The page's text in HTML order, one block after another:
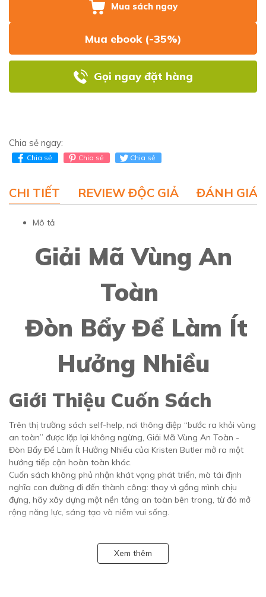
Mua sách ngay
Mua ebook (-35%)
Gọi ngay đặt hàng
Chia sẻ ngay:
Chia sẻ Chia sẻ Chia sẻ
CHI TIẾT REVIEW ĐỘC GIẢ ĐÁNH GIÁ
Mô tả
Giải Mã Vùng An
Toàn
Đòn Bẩy Để Làm Ít
Hưởng Nhiều
Giới Thiệu Cuốn Sách
Trên thị trường sách self-help, nơi thông điệp “bước ra khỏi vùng
an toàn” được lặp lại không ngừng, Giải Mã Vùng An Toàn -
Đòn Bẩy Để Làm Ít Hưởng Nhiều của Kristen Butler mở ra một
hướng tiếp cận hoàn toàn khác.
Cuốn sách không phủ nhận khát vọng phát triển, mà tái định
nghĩa con đường đi đến thành công: thay vì gồng mình chịu
đựng, hãy xây dựng một nền tảng an toàn bên trong, từ đó mở
rộng năng lực, sáng tạo và niềm vui sống.
Nội Dung Cuốn Sách
Cuốn sách được xây dựng thành ba phần liên kết logic, tăng dần
Xem thêm